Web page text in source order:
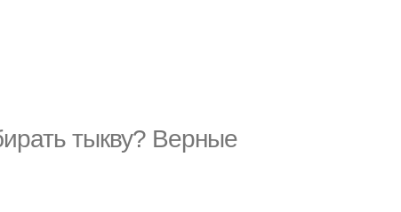
тыкву? Верные